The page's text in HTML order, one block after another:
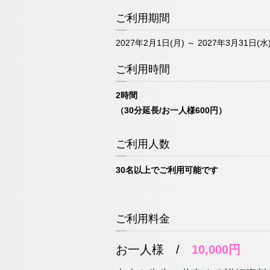
ご利用期間
2027年2月1日(月) ～ 2027年3月31日(水
ご利用時間
2時間
（30分延長/お一人様600円）
ご利用人数
30名以上でご利用可能です
ご利用料金
お一人様 / 10,000円